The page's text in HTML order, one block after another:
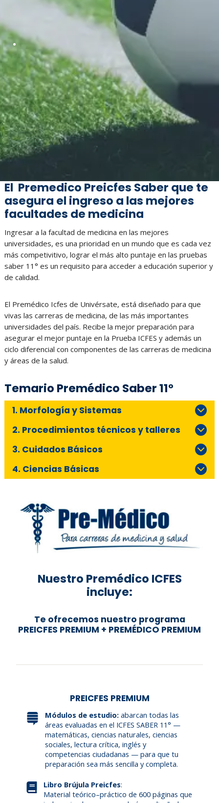
El Premedico Preicfes Saber que te
asegura el ingreso a las mejores
facultades de medicina
Ingresar a la facultad de medicina en las mejores
universidades, es una prioridad en un mundo que es cada vez
más competivitivo, lograr el más alto puntaje en las pruebas
saber 11° es un requisito para acceder a educación superior y
de calidad.
El Premédico Icfes de Univérsate, está diseñado para que
vivas las carreras de medicina, de las más importantes
universidades del país. Recibe la mejor preparación para
asegurar el mejor puntaje en la Prueba ICFES y además un
ciclo diferencial con componentes de las carreras de medicina
y áreas de la salud.
Temario Premédico Saber 11°
1. Morfología y Sistemas
2. Procedimientos técnicos y talleres
3. Cuidados Básicos
4. Ciencias Básicas
Nuestro Premédico ICFES
incluye:
Te ofrecemos nuestro programa
PREICFES PREMIUM + PREMÉDICO PREMIUM
PREICFES PREMIUM
Módulos de estudio: abarcan todas las
áreas evaluadas en el ICFES SABER 11° —
matemáticas, ciencias naturales, ciencias
sociales, lectura crítica, inglés y
competencias ciudadanas — para que tu
preparación sea más sencilla y completa.
Libro Brújula Preicfes:
Material teórico–práctico de 600 páginas que